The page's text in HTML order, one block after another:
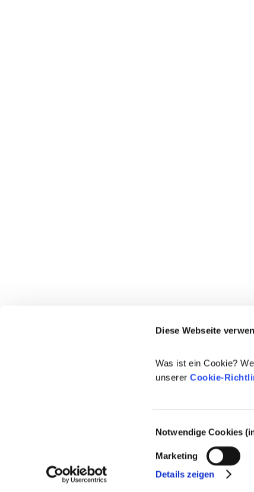
Diese Webseite
Was ist ein Cookie?
unsererCookie-
Notwendige Cookies
Marketing
Details zeigen
© 2021-2026 - Cosmetics Europe